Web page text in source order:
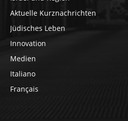
Aktuelle Kurznachrichten
Jüdisches Leben
Innovation
Medien
Italiano
Français